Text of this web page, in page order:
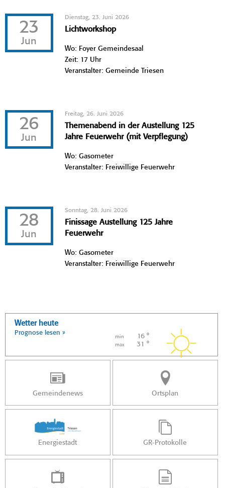
23
Jun
Dienstag, 23. Juni 2026
Lichtworkshop
Wo: Foyer Gemeindesaal
Zeit: 17 Uhr
Veranstalter: Gemeinde Triesen
26
Jun
Freitag, 26. Juni 2026
Themenabend in der Austellung 125
Jahre Feuerwehr (mit Verpflegung)
Wo: Gasometer
Veranstalter: Freiwillige Feuerwehr
28
Jun
Sonntag, 28. Juni 2026
Finissage Austellung 125 Jahre
Feuerwehr
Wo: Gasometer
Veranstalter: Freiwillige Feuerwehr
Wetter heute
Prognose lesen »
min 16 °
max 31 °
Gemeindenews Ortsplan
Energiestadt GR-Protokolle